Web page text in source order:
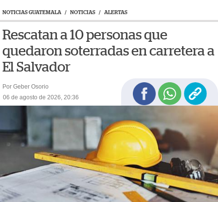
NOTICIAS GUATEMALA / NOTICIAS / ALERTAS
Rescatan a 10 personas que
quedaron soterradas en carretera a
El Salvador
Por Geber Osorio
06 de agosto de 2026, 20:36